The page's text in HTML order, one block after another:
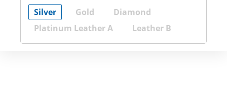
Silver Gold
Diamond
Platinum Leather A
Leather B